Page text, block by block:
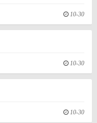
10-30
10-30
10-30